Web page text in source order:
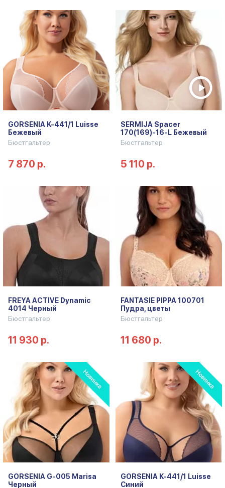
GORSENIA K-441/1 Luisse
Бежевый
Бюстгальтер
7 870 р.
SERMIJA Spacer
170(169)-16-L Бежевый
Бюстгальтер
5 110 р.
FREYA ACTIVE Dynamic
4014 Черный
Бюстгальтер
11 930 р.
FANTASIE PIPPA 100701
Пудра, цветы
Бюстгальтер
11 680 р.
GORSENIA G-005 Marisa
Черный
GORSENIA K-441/1 Luisse
Синий